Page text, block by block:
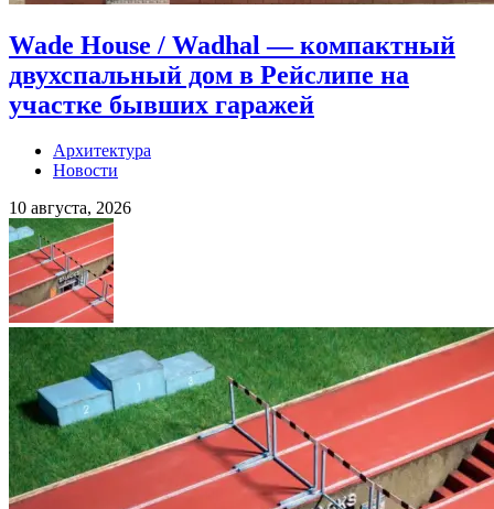
Wade House / Wadhal — компактный
двухспальный дом в Рейслипе на
участке бывших гаражей
Архитектура
Новости
10 августа, 2026